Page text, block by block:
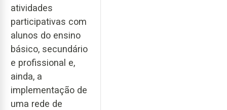
atividades
participativas com
alunos do ensino
básico, secundário
e profissional e,
ainda, a
implementação de
uma rede de